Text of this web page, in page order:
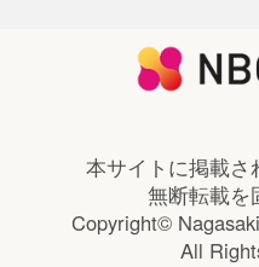
本サイトに掲載
無断転載を
Copyright©
All